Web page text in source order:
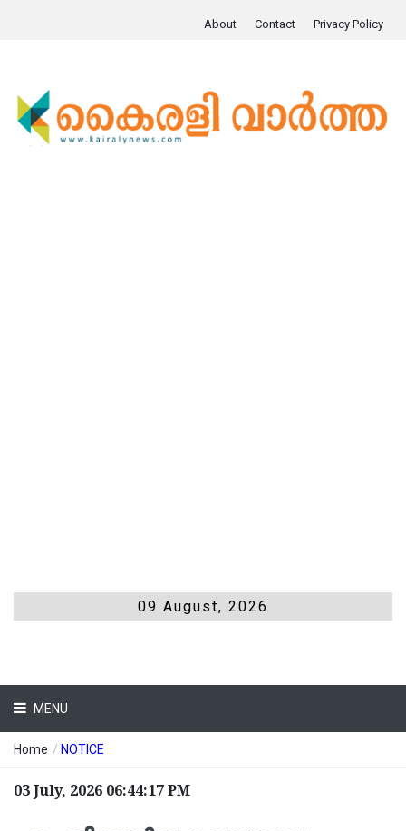
About Contact Privacy Policy
09 August, 2026
MENU
Home / NOTICE
03 July, 2026 06:44:17 PM